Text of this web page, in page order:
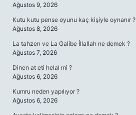
Ağustos 9, 2026
Kutu kutu pense oyunu kaç kişiyle oynanır ?
Ağustos 8, 2026
La tahzen ve La Galibe İllallah ne demek ?
Ağustos 7, 2026
Dinen at eti helal mi ?
Ağustos 6, 2026
Kumru neden yapılıyor ?
Ağustos 6, 2026